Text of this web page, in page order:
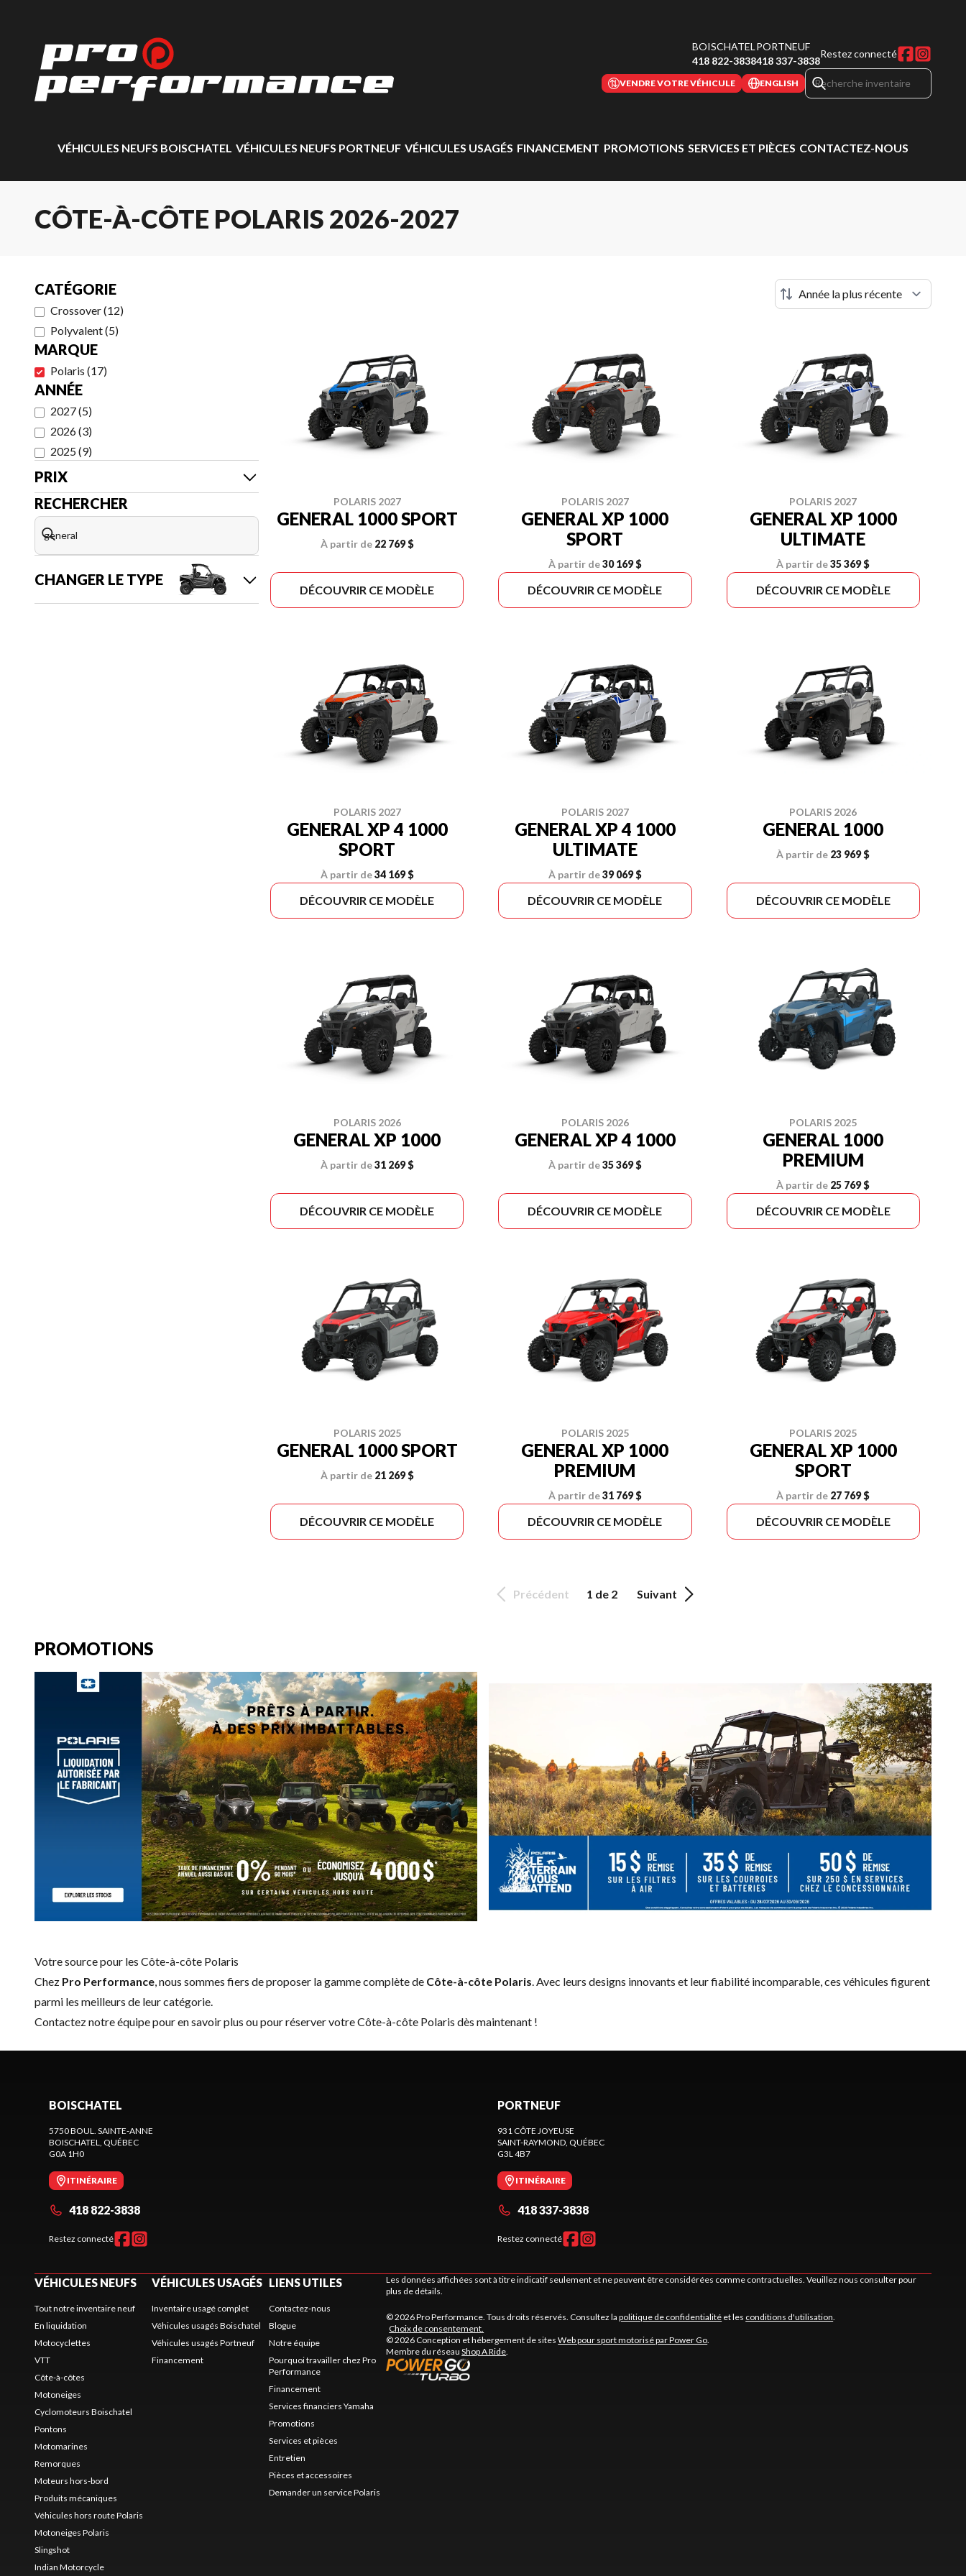
BOISCHATEL
418 822-3838
PORTNEUF
418 337-3838
Restez connecté
VENDRE VOTRE VÉHICULE ENGLISH
VÉHICULES NEUFS BOISCHATEL VÉHICULES NEUFS PORTNEUF VÉHICULES USAGÉS FINANCEMENT PROMOTIONS SERVICES ET PIÈCES CONTACTEZ-NOUS
CÔTE-À-CÔTE POLARIS 2026-2027
CATÉGORIE
Crossover(12)
Polyvalent(5)
MARQUE
Polaris (17)
ANNÉE
2027(5)
2026(3)
2025(9)
PRIX
RECHERCHER
CHANGER LE TYPE
POLARIS 2027
GENERAL 1000 SPORT
À partir de 22 769 $
DÉCOUVRIR CE MODÈLE
POLARIS 2027
GENERAL XP 1000
SPORT
À partir de30 169 $
DÉCOUVRIR CE MODÈLE
POLARIS 2027
GENERAL XP 1000
ULTIMATE
À partir de35 369 $
DÉCOUVRIR CE MODÈLE
POLARIS 2027
GENERAL XP 4 1000
SPORT
À partir de34 169 $
DÉCOUVRIR CE MODÈLE
POLARIS 2027
GENERAL XP 4 1000
ULTIMATE
À partir de39 069 $
DÉCOUVRIR CE MODÈLE
POLARIS 2026
GENERAL 1000
À partir de 23 969 $
DÉCOUVRIR CE MODÈLE
POLARIS 2026
GENERAL XP 1000
À partir de31 269 $
DÉCOUVRIR CE MODÈLE
POLARIS 2026
GENERAL XP 4 1000
À partir de35 369 $
DÉCOUVRIR CE MODÈLE
POLARIS 2025
GENERAL 1000
PREMIUM
À partir de 25 769 $
DÉCOUVRIR CE MODÈLE
POLARIS 2025
GENERAL 1000 SPORT
À partir de 21 269 $
DÉCOUVRIR CE MODÈLE
POLARIS 2025
GENERAL XP 1000
PREMIUM
À partir de31 769 $
DÉCOUVRIR CE MODÈLE
POLARIS 2025
GENERAL XP 1000
SPORT
À partir de 27 769 $
DÉCOUVRIR CE MODÈLE
Précédent 1 de 2 Suivant
PROMOTIONS
Votre source pour les Côte-à-côte Polaris
Chez Pro Performance , nous sommes fiers de proposer la gamme complète de Côte-à-côte Polaris . Avec leurs designs innovants et leur fiabilité incomparable, ces véhicules figurent
parmi les meilleurs de leur catégorie.
Contactez notre équipepour en savoir plus ou pour réserver votre Côte-à-côte Polaris dès maintenant !
BOISCHATEL
5750 BOUL. SAINTE-ANNE
BOISCHATEL
, QUÉBEC
G0A 1H0
ITINÉRAIRE
418 822-3838
Restez connecté
PORTNEUF
931 CÔTE JOYEUSE
SAINT-RAYMOND , QUÉBEC
G3L 4B7
ITINÉRAIRE
418 337-3838
Restez connecté
VÉHICULES NEUFS
Tout notre inventaire neuf
En liquidation
Motocyclettes
VTT
Côte-à-côtes
Motoneiges
Cyclomoteurs Boischatel
Pontons
Motomarines
Remorques
Moteurs hors-bord
Produits mécaniques
Véhicules hors route Polaris
Motoneiges Polaris
Slingshot
Indian Motorcycle
VÉHICULES USAGÉS
Inventaire usagé complet
Véhicules usagés Boischatel
Véhicules usagés Portneuf
Financement
LIENS UTILES
Contactez-nous
Blogue
Notre équipe
Pourquoi travailler chez Pro
Performance
Financement
Services financiers Yamaha
Promotions
Services et pièces
Entretien
Pièces et accessoires
Demander un service Polaris
Les données affichées sont à titre indicatif seulement et ne peuvent être considérées comme contractuelles. Veuillez nous consulter pour
plus de détails.
© 2026 Pro Performance. Tous droits réservés. Consultez lapolitique de confidentialité et les conditions d'utilisation
Choix de consentement.
© 2026 Conception et hébergement de sitesWeb pour sport motorisé par Power Go
Membre du réseauShop A Ride